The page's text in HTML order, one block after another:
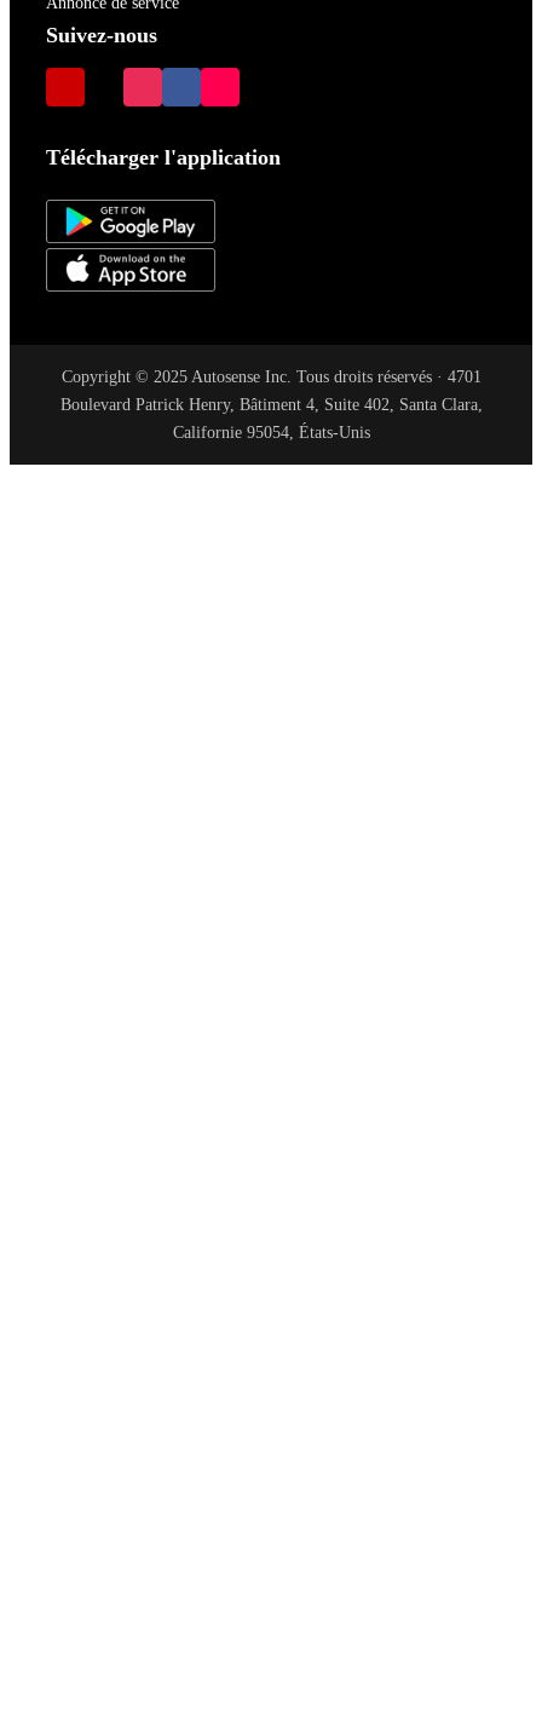
Suivez-nous
Télécharger l'application
Copyright © 2025 Autosense Inc. Tous droits réservés · 4701
Boulevard Patrick Henry, Bâtiment 4, Suite 402, Santa Clara,
Californie 95054, États-Unis